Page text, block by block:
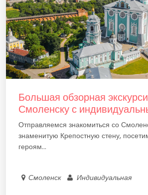
Большая обзорная
Смоленску с
Отправляемся знакомиться со
знаменитую Крепостную стену,
героям...
Смоленск Индивидуальная